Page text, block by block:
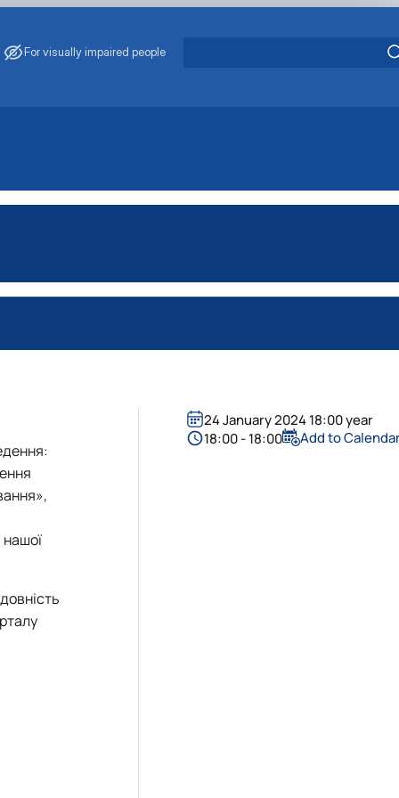
For visually impaired people
нашої
24 January 2024 18:00 year
18:00 - 18:00
Add to